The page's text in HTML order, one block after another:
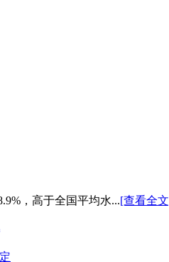
，高于全国平均水...[查看全